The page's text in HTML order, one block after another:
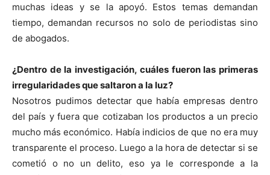
muchas ideas y se la apoyó. Estos temas demandan
tiempo, demandan recursos no solo de periodistas sino
de abogados.
¿Dentro de la investigación, cuáles fueron las primeras
irregularidades que saltaron a la luz?
Nosotros pudimos detectar que había empresas dentro
del país y fuera que cotizaban los productos a un precio
mucho más económico. Había indicios de que no era muy
transparente el proceso. Luego a la hora de detectar si se
cometió o no un delito, eso ya le corresponde a la